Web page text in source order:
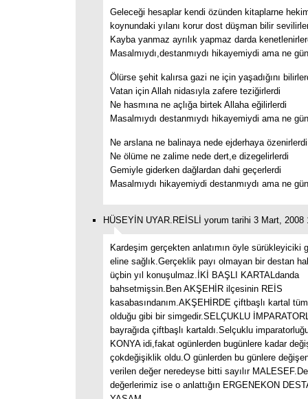
Geleceği hesaplar kendi özünden kitaplarne
koynundaki yılanı korur dost düşman bilir
Kayba yanmaz ayrılık yapmaz darda
Masalmıydı,destanmıydı hikayemiydi ama ne
Ölürse şehit kalırsa gazi ne için yaşadığını
Vatan için Allah nidasıyla zafere teziğirlerdi
Ne hasmına ne açlığa birtek Allaha eğilirlerdi
Masalmıydı destanmıydı hikayemiydi ama ne
Ne arslana ne balinaya nede ejderhaya özenirlerdi
Ne ölüme ne zalime nede dert,e dizegelirlerdi
Gemiyle giderken dağlardan dahi geçerlerdi
Masalmıydı hikayemiydi destanmıydı ama ne
HÜSEYİN UYAR.REİSLİ yorum tarihi 3 Mart, 2008
Kardeşim gerçekten anlatımın öyle sürükleyiciki
eline sağlık.Gerçeklik payı olmayan bir destan
üçbin yıl konuşulmaz.İKİ BAŞLI KARTALdanda
bahsetmişsin.Ben AKŞEHİR ilçesinin REİS
kasabasındanım.AKŞEHİRDE çiftbaşlı kartal
olduğu gibi bir simgedir.SELÇUKLU
bayrağıda çiftbaşlı kartaldı.Selçuklu
KONYA idi,fakat ogünlerden bugünlere kadar
çokdeğişiklik oldu.O günlerden bu günlere
verilen değer neredeyse bitti sayılır
değerlerimiz ise o anlattığın ERGENEKON